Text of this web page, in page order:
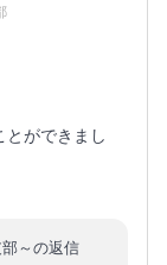
とができまし
～の返信